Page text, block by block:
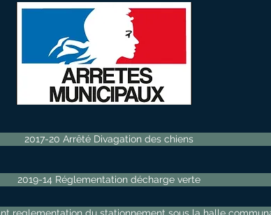
2017-20 Arrêté Divagation des chiens
2019-14 Réglementation décharge verte